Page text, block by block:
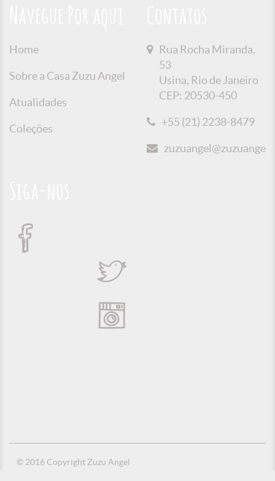
Home
Sobre a Casa Zuzu Angel
Atualidades
Coleções
Rua Rocha Miranda,
53
Usina, Rio de Janeiro
CEP: 20530-450
+55 (21) 2238-8479
© 2016 Copyright Zuzu Angel